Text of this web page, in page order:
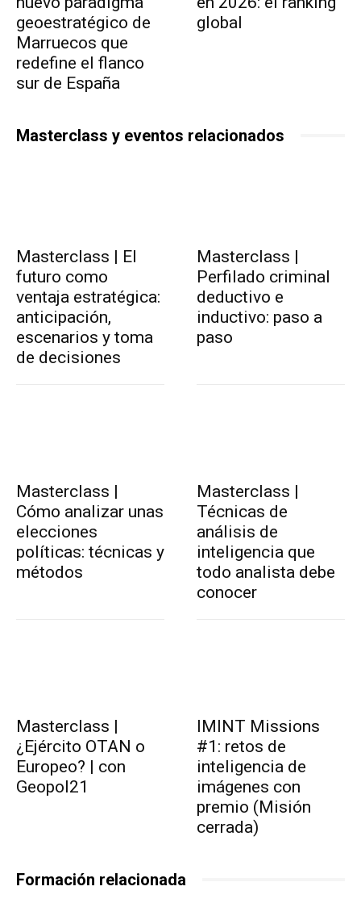
geoestratégico de
Marruecos que
redefine el flanco
sur de España
global
Masterclass y eventos relacionados
Masterclass | El
futuro como
ventaja estratégica:
anticipación,
escenarios y toma
de decisiones
Masterclass |
Perfilado criminal
deductivo e
inductivo: paso a
paso
Masterclass |
Cómo analizar unas
elecciones
políticas: técnicas y
métodos
Masterclass |
Técnicas de
análisis de
inteligencia que
todo analista debe
conocer
Masterclass |
¿Ejército OTAN o
Europeo? | con
Geopol21
IMINT Missions
#1: retos de
inteligencia de
imágenes con
premio (Misión
cerrada)
Formación relacionada